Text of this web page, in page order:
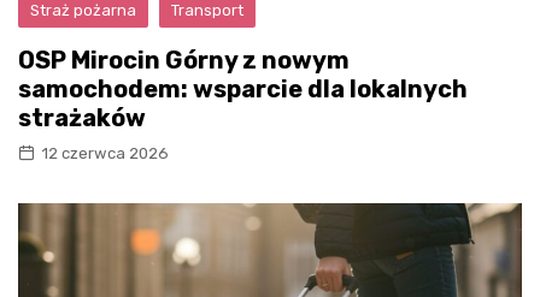
Straż pożarna Transport
OSP Mirocin Górny z nowym
samochodem: wsparcie dla lokalnych
strażaków
12 czerwca 2026